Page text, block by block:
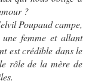
?
Poupaud campe,
femme et allant
est crédible dans le
rôle de la mère de